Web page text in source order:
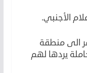
الأجنبي.
الى منطقة
يردها لهم